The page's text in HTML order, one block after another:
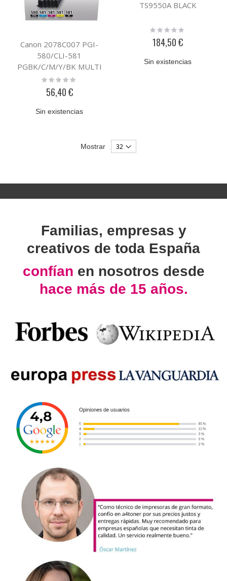
Canon 2078C007 PGI-
580/CLI-581
PGBK/C/M/Y/BK MULTI
Rating:
56,40 €
Sin existencias
TS9550A BLACK
Rating:
184,50 €
Sin existencias
Mostrar
Familias, empresas y
creativos de toda España
confían en nosotros desde
hace más de 15 años.